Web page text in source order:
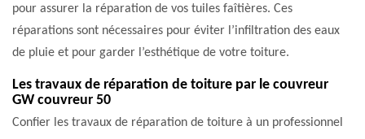
pour assurer la réparation de vos tuiles faîtières. Ces
réparations sont nécessaires pour éviter l’infiltration des eaux
de pluie et pour garder l’esthétique de votre toiture.
Les travaux de réparation de toiture par le couvreur
GW couvreur 50
Confier les travaux de réparation de toiture à un professionnel